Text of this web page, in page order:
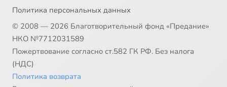
Политика персональных данных
© 2008 — 2026 Благотворительный фонд «Предание»
НКО №7712031589
Пожертвование согласно ст.582 ГК РФ. Без налога
(НДС)
Политика возврата